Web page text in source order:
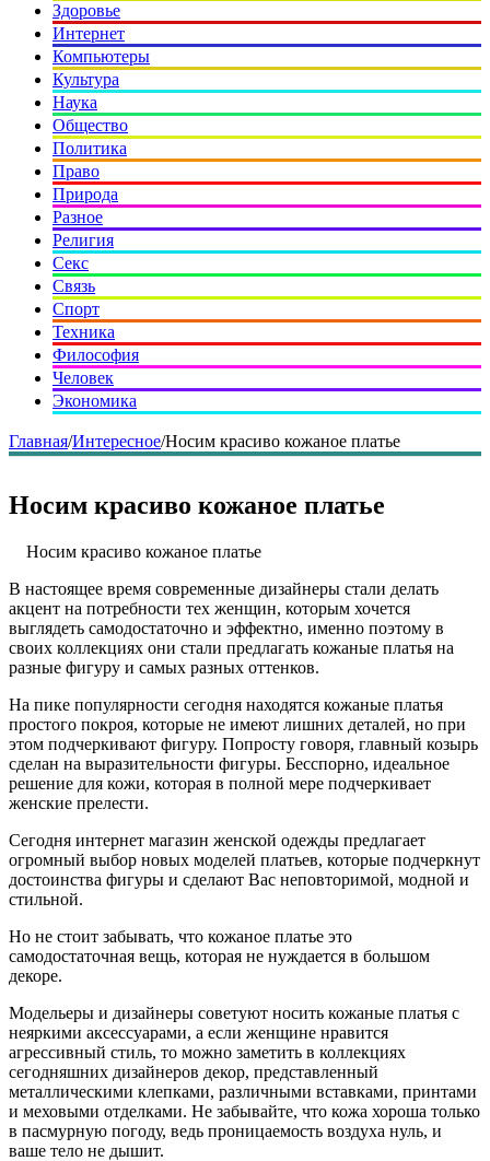
Здоровье
Интернет
Компьютеры
Культура
Наука
Общество
Политика
Право
Природа
Разное
Религия
Секс
Связь
Спорт
Техника
Философия
Человек
Экономика
Главная/Интересное/Носим красиво кожаное платье
Носим красиво кожаное платье
Носим красиво кожаное платье
В настоящее время современные дизайнеры стали делать
акцент на потребности тех женщин, которым хочется
выглядеть самодостаточно и эффектно, именно поэтому в
своих коллекциях они стали предлагать кожаные платья на
разные фигуру и самых разных оттенков.
На пике популярности сегодня находятся кожаные платья
простого покроя, которые не имеют лишних деталей, но при
этом подчеркивают фигуру. Попросту говоря, главный козырь
сделан на выразительности фигуры. Бесспорно, идеальное
решение для кожи, которая в полной мере подчеркивает
женские прелести.
Сегодня интернет магазин женской одежды предлагает
огромный выбор новых моделей платьев, которые подчеркнут
достоинства фигуры и сделают Вас неповторимой, модной и
стильной.
Но не стоит забывать, что кожаное платье это
самодостаточная вещь, которая не нуждается в большом
декоре.
Модельеры и дизайнеры советуют носить кожаные платья с
неяркими аксессуарами, а если женщине нравится
агрессивный стиль, то можно заметить в коллекциях
сегодняшних дизайнеров декор, представленный
металлическими клепками, различными вставками, принтами
и меховыми отделками. Не забывайте, что кожа хороша только
в пасмурную погоду, ведь проницаемость воздуха нуль, и
ваше тело не дышит.